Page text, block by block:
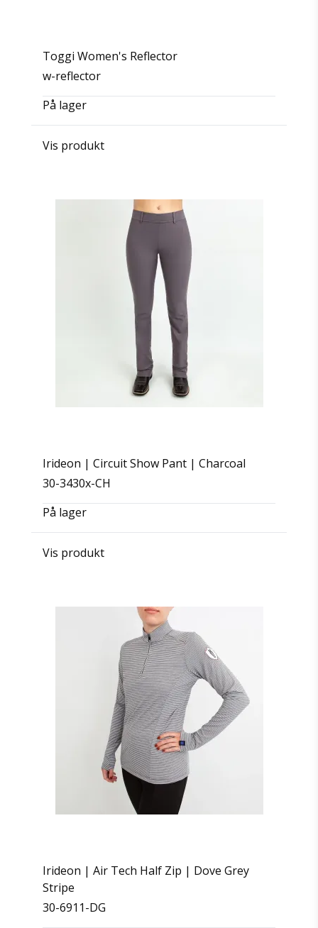
Toggi Women's Reflector
w-reflector
På lager
Vis produkt
Irideon | Circuit Show Pant | Charcoal
30-3430x-CH
På lager
Vis produkt
Irideon | Air Tech Half Zip | Dove Grey
Stripe
30-6911-DG